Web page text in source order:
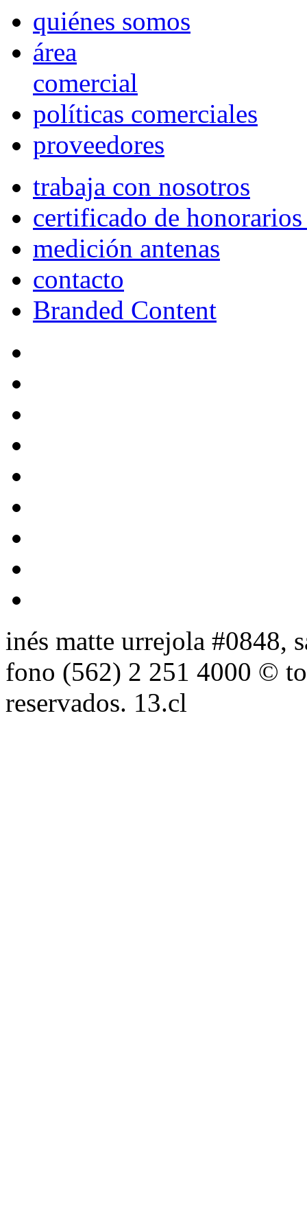
quiénes somos
área
comercial
políticas comerciales
proveedores
trabaja con nosotros
certificado de
medición antenas
contacto
Branded Content
inés matte urrejola #0848,
fono (562) 2 251 4000 ©
reservados. 13.cl